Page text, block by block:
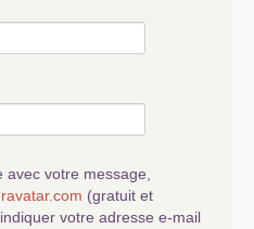
votre message,
(gratuit et
votre adresse e-mail